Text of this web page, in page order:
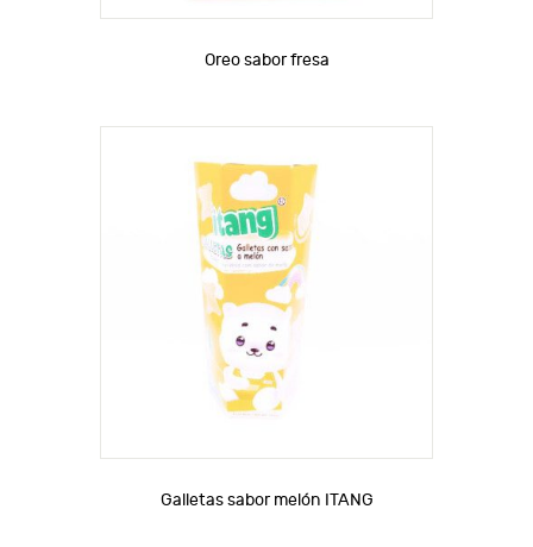
Oreo sabor fresa
Galletas sabor melón ITANG